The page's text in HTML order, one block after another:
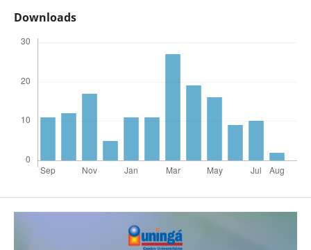
Downloads